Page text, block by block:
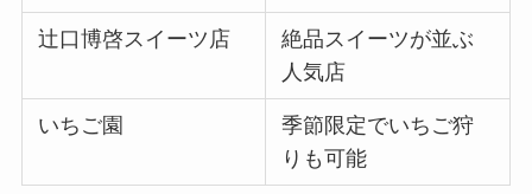
辻口博啓スイーツ店
絶品スイーツが並ぶ
人気店
いちご園
季節限定でいちご狩
りも可能